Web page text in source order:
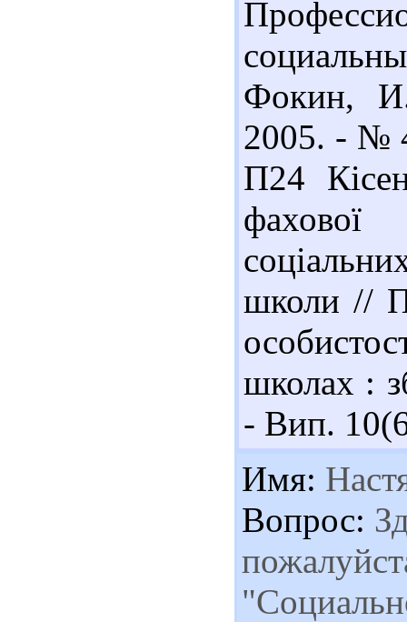
Фокин,
2005. - №
П24
школи //
школах :
- Вип.
Имя:
Вопрос: